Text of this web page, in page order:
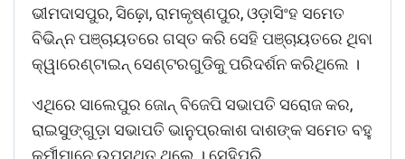
ଭୀମଦାସପୁର, ସିଢ଼ୋ, ରାମକୃଷ୍ଣପୁର, ଓଡ଼ାସିଂହ ସମେତ
ବିଭିନ୍ନ ପଞ୍ଚାୟତରେ ଗସ୍ତ କରି ସେହି ପଞ୍ଚାୟତରେ ଥିବା
କ୍ୱାରେଣ୍ଟାଇନ୍ ସେଣ୍ଟରଗୁଡିକୁ ପରିଦର୍ଶନ କରିଥିଲେ ।
ଏଥିରେ ସାଲେପୁର ଜୋନ୍ ବିଜେପି ସଭାପତି ସରୋଜ କର,
ରାଇସୁଙ୍ଗୁଡ଼ା ସଭାପତି ଭାନୁପ୍ରକାଶ ଦାଶଙ୍କ ସମେତ ବହୁ
କର୍ମୀମାନେ ଉପସ୍ଥିତ ଥିଲେ । ସେହିପରି